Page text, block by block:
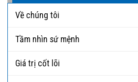
Về chúng tôi
Tầm nhìn sứ mệnh
Giá trị cốt lõi